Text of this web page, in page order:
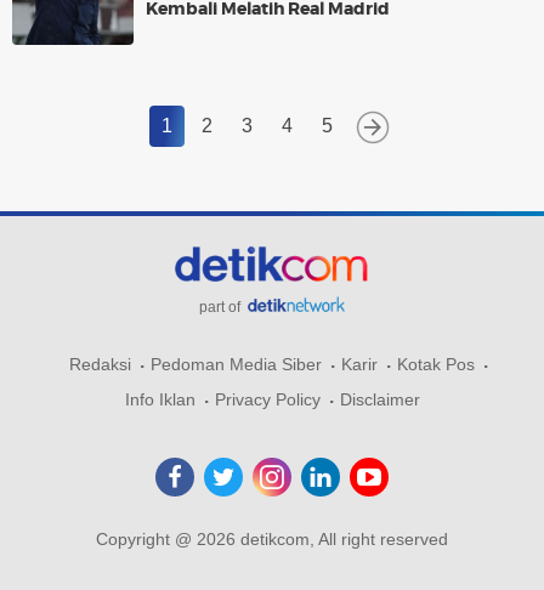
Kembali Melatih Real Madrid
1 2 3 4 5
part of
Redaksi Pedoman Media Siber Karir
Kotak Pos
Info Iklan
Privacy Policy Disclaimer
Copyright @ 2026 detikcom, All right reserved